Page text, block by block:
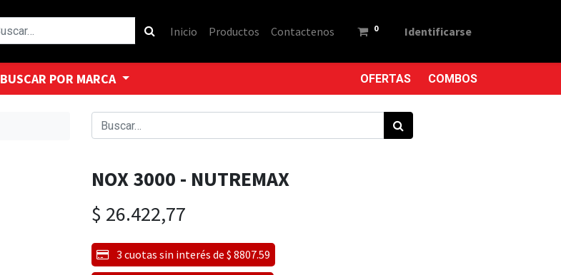
Inicio Productos Contactenos 0 Identificarse
BUSCAR POR MARCA OFERTAS COMBOS
NOX 3000 - NUTREMAX
$ 26.422,77
3 cuotas sin interés de $ 8807.59